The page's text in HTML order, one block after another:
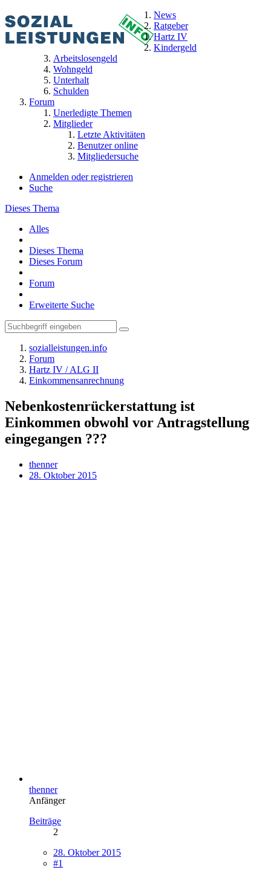
News
Ratgeber
Hartz IV
Kindergeld
Arbeitslosengeld
Wohngeld
Unterhalt
Schulden
Forum
Unerledigte Themen
Mitglieder
Letzte Aktivitäten
Benutzer online
Mitgliedersuche
Anmelden oder registrieren
Suche
Dieses Thema
Alles
Dieses Thema
Dieses Forum
Forum
Erweiterte Suche
sozialleistungen.info
Forum
Hartz IV / ALG II
Einkommensanrechnung
Nebenkostenrückerstattung ist
Einkommen obwohl vor Antragstellung
eingegangen ???
thenner
28. Oktober 2015
thenner
Anfänger
Beiträge
2
28. Oktober 2015
#1